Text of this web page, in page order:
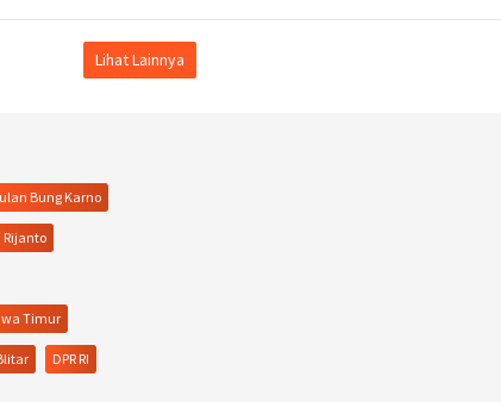
Lihat Lainnya
Bung Karno
Rijanto
Timur
DPR RI